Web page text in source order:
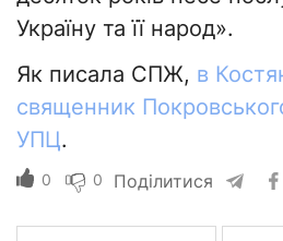
Україну та її народ».
Як писала СПЖ, в
священник
УПЦ.
0 0 Поділитися